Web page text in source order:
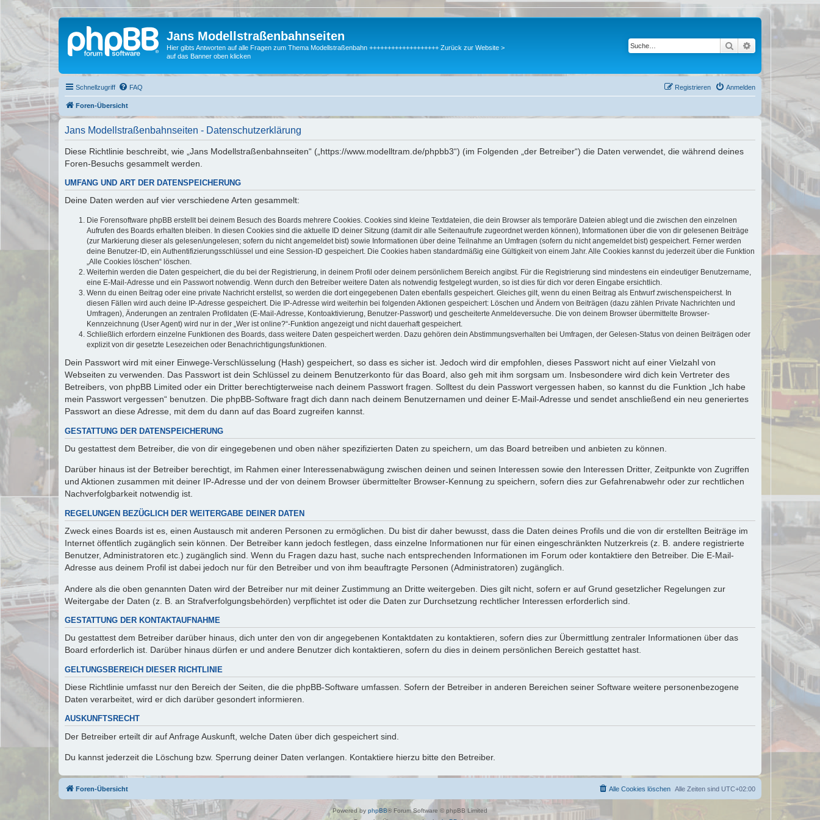
Jans Modellstraßenbahnseiten
Hier gibts Antworten auf alle Fragen zum Thema Modellstraßenbahn +++++++++++++++++++ Zurück zur Website >
auf das Banner oben klicken
Suche Erweiterte Suche
Schnellzugriff FAQ Anmelden
Registrieren
Foren-Übersicht
Jans Modellstraßenbahnseiten - Datenschutzerklärung
Diese Richtlinie beschreibt, wie „Jans Modellstraßenbahnseiten“ („https://www.modelltram.de/phpbb3“) (im Folgenden „der Betreiber“) die Daten verwendet, die während deines
Foren-Besuchs gesammelt werden.
UMFANG UND ART DER DATENSPEICHERUNG
Deine Daten werden auf vier verschiedene Arten gesammelt:
Die Forensoftware phpBB erstellt bei deinem Besuch des Boards mehrere Cookies. Cookies sind kleine Textdateien, die dein Browser als temporäre Dateien ablegt und die zwischen den einzelnen
Aufrufen des Boards erhalten bleiben. In diesen Cookies sind die aktuelle ID deiner Sitzung (damit dir alle Seitenaufrufe zugeordnet werden können), Informationen über die von dir gelesenen Beiträge
(zur Markierung dieser als gelesen/ungelesen; sofern du nicht angemeldet bist) sowie Informationen über deine Teilnahme an Umfragen (sofern du nicht angemeldet bist) gespeichert. Ferner werden
deine Benutzer-ID, ein Authentifizierungsschlüssel und eine Session-ID gespeichert. Die Cookies haben standardmäßig eine Gültigkeit von einem Jahr. Alle Cookies kannst du jederzeit über die Funktion
„Alle Cookies löschen“ löschen.
Weiterhin werden die Daten gespeichert, die du bei der Registrierung, in deinem Profil oder deinem persönlichem Bereich angibst. Für die Registrierung sind mindestens ein eindeutiger Benutzername,
eine E-Mail-Adresse und ein Passwort notwendig. Wenn durch den Betreiber weitere Daten als notwendig festgelegt wurden, so ist dies für dich vor deren Eingabe ersichtlich.
Wenn du einen Beitrag oder eine private Nachricht erstellst, so werden die dort eingegebenen Daten ebenfalls gespeichert. Gleiches gilt, wenn du einen Beitrag als Entwurf zwischenspeicherst. In
diesen Fällen wird auch deine IP-Adresse gespeichert. Die IP-Adresse wird weiterhin bei folgenden Aktionen gespeichert: Löschen und Ändern von Beiträgen (dazu zählen Private Nachrichten und
Umfragen), Änderungen an zentralen Profildaten (E-Mail-Adresse, Kontoaktivierung, Benutzer-Passwort) und gescheiterte Anmeldeversuche. Die von deinem Browser übermittelte Browser-
Kennzeichnung (User Agent) wird nur in der „Wer ist online?“-Funktion angezeigt und nicht dauerhaft gespeichert.
Schließlich erfordern einzelne Funktionen des Boards, dass weitere Daten gespeichert werden. Dazu gehören dein Abstimmungsverhalten bei Umfragen, der Gelesen-Status von deinen Beiträgen oder
explizit von dir gesetzte Lesezeichen oder Benachrichtigungsfunktionen.
Dein Passwort wird mit einer Einwege-Verschlüsselung (Hash) gespeichert, so dass es sicher ist. Jedoch wird dir empfohlen, dieses Passwort nicht auf einer Vielzahl von
Webseiten zu verwenden. Das Passwort ist dein Schlüssel zu deinem Benutzerkonto für das Board, also geh mit ihm sorgsam um. Insbesondere wird dich kein Vertreter des
Betreibers, von phpBB Limited oder ein Dritter berechtigterweise nach deinem Passwort fragen. Solltest du dein Passwort vergessen haben, so kannst du die Funktion „Ich habe
mein Passwort vergessen“ benutzen. Die phpBB-Software fragt dich dann nach deinem Benutzernamen und deiner E-Mail-Adresse und sendet anschließend ein neu generiertes
Passwort an diese Adresse, mit dem du dann auf das Board zugreifen kannst.
GESTATTUNG DER DATENSPEICHERUNG
Du gestattest dem Betreiber, die von dir eingegebenen und oben näher spezifizierten Daten zu speichern, um das Board betreiben und anbieten zu können.
Darüber hinaus ist der Betreiber berechtigt, im Rahmen einer Interessenabwägung zwischen deinen und seinen Interessen sowie den Interessen Dritter, Zeitpunkte von Zugriffen
und Aktionen zusammen mit deiner IP-Adresse und der von deinem Browser übermittelter Browser-Kennung zu speichern, sofern dies zur Gefahrenabwehr oder zur rechtlichen
Nachverfolgbarkeit notwendig ist.
REGELUNGEN BEZÜGLICH DER WEITERGABE DEINER DATEN
Zweck eines Boards ist es, einen Austausch mit anderen Personen zu ermöglichen. Du bist dir daher bewusst, dass die Daten deines Profils und die von dir erstellten Beiträge im
Internet öffentlich zugänglich sein können. Der Betreiber kann jedoch festlegen, dass einzelne Informationen nur für einen eingeschränkten Nutzerkreis (z. B. andere registrierte
Benutzer, Administratoren etc.) zugänglich sind. Wenn du Fragen dazu hast, suche nach entsprechenden Informationen im Forum oder kontaktiere den Betreiber. Die E-Mail-
Adresse aus deinem Profil ist dabei jedoch nur für den Betreiber und von ihm beauftragte Personen (Administratoren) zugänglich.
Andere als die oben genannten Daten wird der Betreiber nur mit deiner Zustimmung an Dritte weitergeben. Dies gilt nicht, sofern er auf Grund gesetzlicher Regelungen zur
Weitergabe der Daten (z. B. an Strafverfolgungsbehörden) verpflichtet ist oder die Daten zur Durchsetzung rechtlicher Interessen erforderlich sind.
GESTATTUNG DER KONTAKTAUFNAHME
Du gestattest dem Betreiber darüber hinaus, dich unter den von dir angegebenen Kontaktdaten zu kontaktieren, sofern dies zur Übermittlung zentraler Informationen über das
Board erforderlich ist. Darüber hinaus dürfen er und andere Benutzer dich kontaktieren, sofern du dies in deinem persönlichen Bereich gestattet hast.
GELTUNGSBEREICH DIESER RICHTLINIE
Diese Richtlinie umfasst nur den Bereich der Seiten, die die phpBB-Software umfassen. Sofern der Betreiber in anderen Bereichen seiner Software weitere personenbezogene
Daten verarbeitet, wird er dich darüber gesondert informieren.
AUSKUNFTSRECHT
Der Betreiber erteilt dir auf Anfrage Auskunft, welche Daten über dich gespeichert sind.
Du kannst jederzeit die Löschung bzw. Sperrung deiner Daten verlangen. Kontaktiere hierzu bitte den Betreiber.
Foren-Übersicht Alle Zeiten sind UTC+02:00
Alle Cookies löschen
Powered by phpBB® Forum Software © phpBB Limited